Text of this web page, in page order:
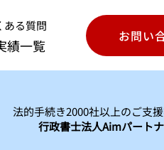
ある質問
績一覧
お問い
法的手続き2000社以上のご支
行政書士法人Aimパート